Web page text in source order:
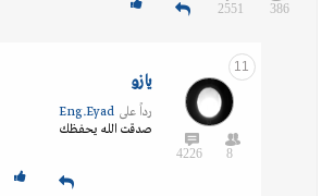
386
2551
11
8
4226
يازو
رداً على Eng.Eyad
صدقت الله يحفظك